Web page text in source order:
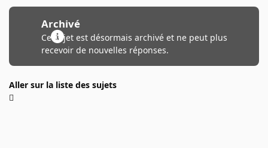
Archivé
Ce sujet est désormais archivé et ne peut plus
recevoir de nouvelles réponses.
Aller sur la liste des sujets